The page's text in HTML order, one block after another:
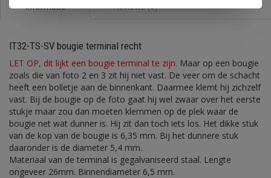
Informatie Reviews (0)
IT32-TS-SV bougie terminal recht
LET OP, dit lijkt een bougie terminal te zijn. Maar op een bougie
zoals die van foto 2 en 3 zit hij niet vast. De veer om de schacht
heeft een bolletje aan de binnenkant. Daarmee klemt hij zichzelf
vast. Bij de bougie op de foto gaat hij wel zwaar over het eerste
stukje maar zou dan moeten klemmen op de plek waar de
bougie net wat dunner is. Hij zit dan toch iets los. Het dikke stuk
van de kop van de bougie is 6,35 mm. Bij het dunnere stuk
daaronder is de diameter 5,4 mm.
Materiaal van de terminal is gegalvaniseerd staal. Lengte
ongeveer 26mm. Binnendiameter 6,5 mm.